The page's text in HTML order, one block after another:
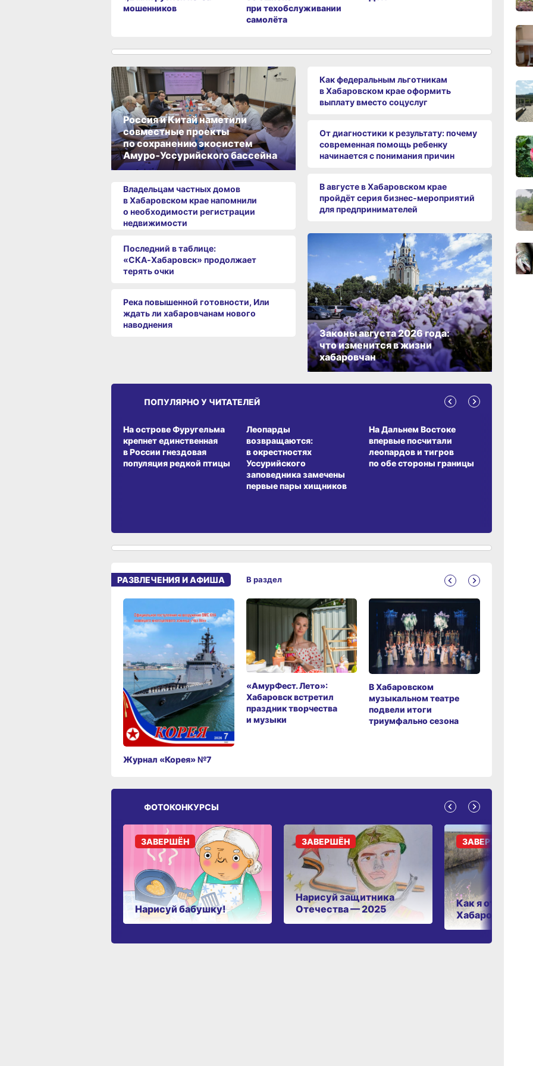
мошенников
при техобслуживании
самолёта
Россия и Китай наметили
совместные проекты
по сохранению экосистем
Амуро‑Уссурийского бассейна
Владельцам частных домов
в Хабаровском крае напомнили
о необходимости регистрации
недвижимости
Последний в таблице:
«СКА‑Хабаровск» продолжает
терять очки
Река повышенной готовности, Или
ждать ли хабаровчанам нового
наводнения
Как федеральным льготникам
в Хабаровском крае оформить
выплату вместо соцуслуг
От диагностики к результату: почему
современная помощь ребенку
начинается с понимания причин
В августе в Хабаровском крае
пройдёт серия бизнес‑мероприятий
для предпринимателей
Законы августа 2026 года:
что изменится в жизни
хабаровчан
ПОПУЛЯРНО У ЧИТАТЕЛЕЙ
На острове Фуругельма
крепнет единственная
в России гнездовая
популяция редкой птицы
Леопарды
возвращаются:
в окрестностях
Уссурийского
заповедника замечены
первые пары хищников
На Дальнем Востоке
впервые посчитали
леопардов и тигров
по обе стороны границы
РАЗВЛЕЧЕНИЯ И АФИША
Журнал «Корея» №7
«АмурФест. Лето»:
Хабаровск встретил
праздник творчества
и музыки
В Хабаровском
музыкальном театре
подвели итоги
триумфально сезона
В раздел
ФОТОКОНКУРСЫ
Нарисуй бабушку!
ЗАВЕРШЁН
Нарисуй защитника
Отечества — 2025
ЗАВЕРШЁН
Как я отдыхаю в
Хабаровском
ЗАВЕРШЁН
16:17,